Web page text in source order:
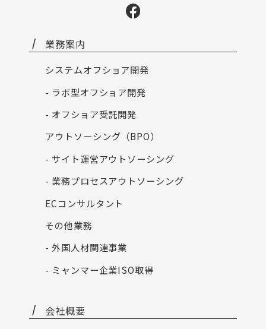
業務案内
システムオフショア開発
- ラボ型オフショア開発
- オフショア受託開発
アウトソーシング（BPO）
- サイト運営アウトソーシング
- 業務プロセスアウトソーシング
ECコンサルタント
その他業務
- 外国人材関連事業
- ミャンマー企業ISO取得
会社概要